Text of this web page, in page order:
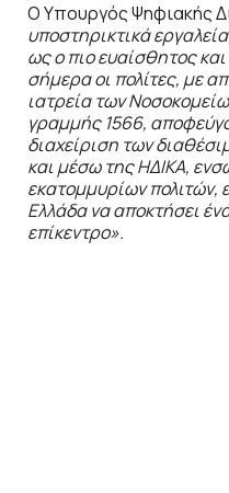
Ο Υπουργός Ψηφιακής
υποστηρικτικά
ως ο πιο ευαίσθητος
σήμερα οι πολίτες, με
ιατρεία των
γραμμής 1566,
διαχείριση των
και μέσω της ΗΔΙΚΑ,
εκατομμυρίων πολιτών,
Ελλάδα να αποκτήσει
επίκεντρο».